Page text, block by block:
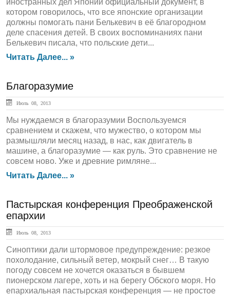
иностранных дел Японии официальный документ, в
котором говорилось, что все японские организации
должны помогать пани Белькевич в её благородном
деле спасения детей. В своих воспоминаниях пани
Белькевич писала, что польские дети...
Читать Далее... »
Благоразумие
Июль 08, 2013
Мы нуждаемся в благоразумии Воспользуемся
сравнением и скажем, что мужество, о котором мы
размышляли месяц назад, в нас, как двигатель в
машине, а благоразумие — как руль. Это сравнение не
совсем ново. Уже и древние римляне...
Читать Далее... »
Пастырская конференция Преображенской
епархии
Июль 08, 2013
Синоптики дали штормовое предупреждение: резкое
похолодание, сильный ветер, мокрый снег… В такую
погоду совсем не хочется оказаться в бывшем
пионерском лагере, хоть и на берегу Обского моря. Но
епархиальная пастырская конференция — не простое